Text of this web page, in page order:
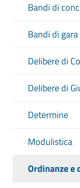
Bandi di
Bandi di
Delibere di
Delibere di
Determine
Modulistica
Ordinanze e